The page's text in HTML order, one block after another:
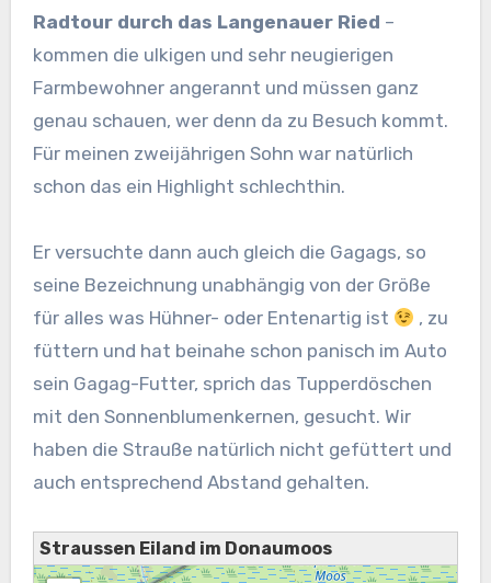
Radtour durch das Langenauer Ried –
kommen die ulkigen und sehr neugierigen
Farmbewohner angerannt und müssen ganz
genau schauen, wer denn da zu Besuch kommt.
Für meinen zweijährigen Sohn war natürlich
schon das ein Highlight schlechthin.
Er versuchte dann auch gleich die Gagags, so
seine Bezeichnung unabhängig von der Größe
für alles was Hühner- oder Entenartig ist
, zu
füttern und hat beinahe schon panisch im Auto
sein Gagag-Futter, sprich das Tupperdöschen
mit den Sonnenblumenkernen, gesucht. Wir
haben die Strauße natürlich nicht gefüttert und
auch entsprechend Abstand gehalten.
Straussen Eiland im Donaumoos